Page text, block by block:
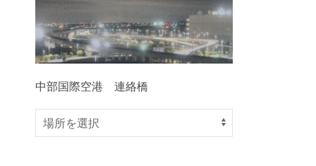
中部国際空港 連絡橋